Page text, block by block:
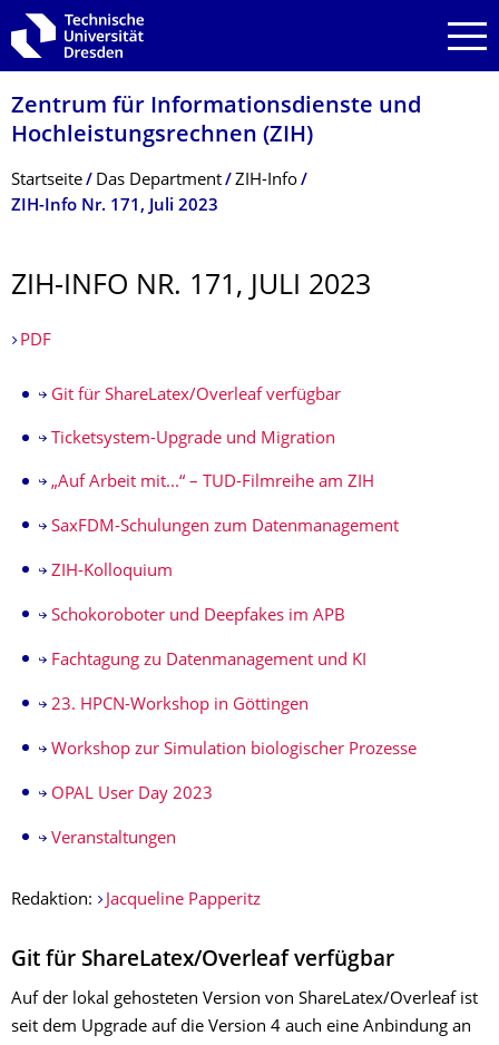
Zur Hauptnavigation springen
Zur Suche springen
Zum Inhalt springen
Zentrum für Informations­dienste und
Hochleistungs­rechnen (ZIH)
Breadcrumb-Menü
Startseite Das Department
ZIH-Info
ZIH-Info Nr. 171, Juli 2023
ZIH-INFO NR. 171, JULI 2023
PDF
Git für ShareLatex/Overleaf verfügbar
Ticketsystem-Upgrade und Migration
„Auf Arbeit mit...“ – TUD-Filmreihe am ZIH
SaxFDM-Schulungen zum Datenmanagement
ZIH-Kolloquium
Schokoroboter und Deepfakes im APB
Fachtagung zu Datenmanagement und KI
23. HPCN-Workshop in Göttingen
Workshop zur Simulation biologischer Prozesse
OPAL User Day 2023
Veranstaltungen
Redaktion: Jacqueline Papperitz
Git für ShareLatex/Overleaf verfügbar
Auf der lokal gehosteten Version von ShareLatex/Overleaf ist
seit dem Upgrade auf die Version 4 auch eine Anbindung an